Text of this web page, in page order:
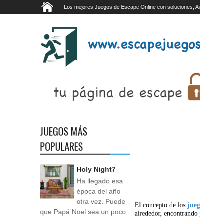
Los mejores Juegos de Escape Online con soluciones,
El concepto de los
alrededor,
JUEGOS MÁS
POPULARES
Holy Night7
Ha llegado esa
época del año
otra vez. Puede
que Papá Noel sea un poco